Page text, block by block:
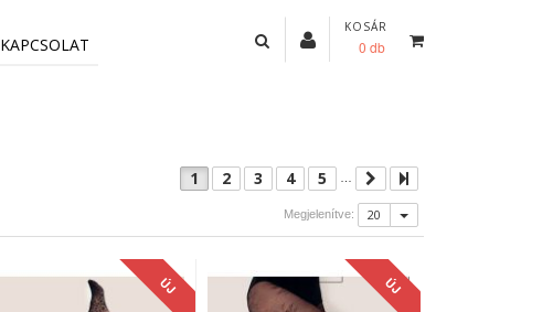
KAPCSOLAT
KOSÁR
0 db
1 2 3 4 5
Megjelenítve: 20
ÚJ ÚJ